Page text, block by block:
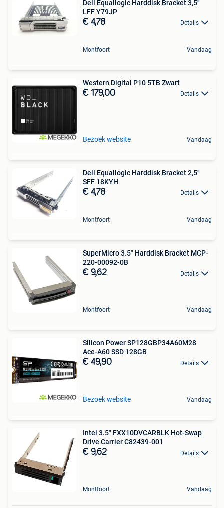
Dell Equallogic Harddisk Bracket 3,5"
LFF Y79JP
€ 4,78 Details
Montfoort Vandaag
Western Digital P10 5TB Zwart
€ 179,00 Details
Bezoek website Vandaag
Dell Equallogic Harddisk Bracket 2,5"
SFF 18KYH
€ 4,78 Details
Montfoort Vandaag
SuperMicro 3.5" Harddisk Bracket MCP-
220-00092-0B
€ 9,62 Details
Montfoort Vandaag
Silicon Power SP128GBP34A60M28
Ace-A60 SSD 128GB
€ 49,90 Details
Bezoek website Vandaag
Intel 3.5" FXX10DVCARBLK Hot-Swap
Drive Carrier C82439-001
€ 9,62 Details
Montfoort Vandaag